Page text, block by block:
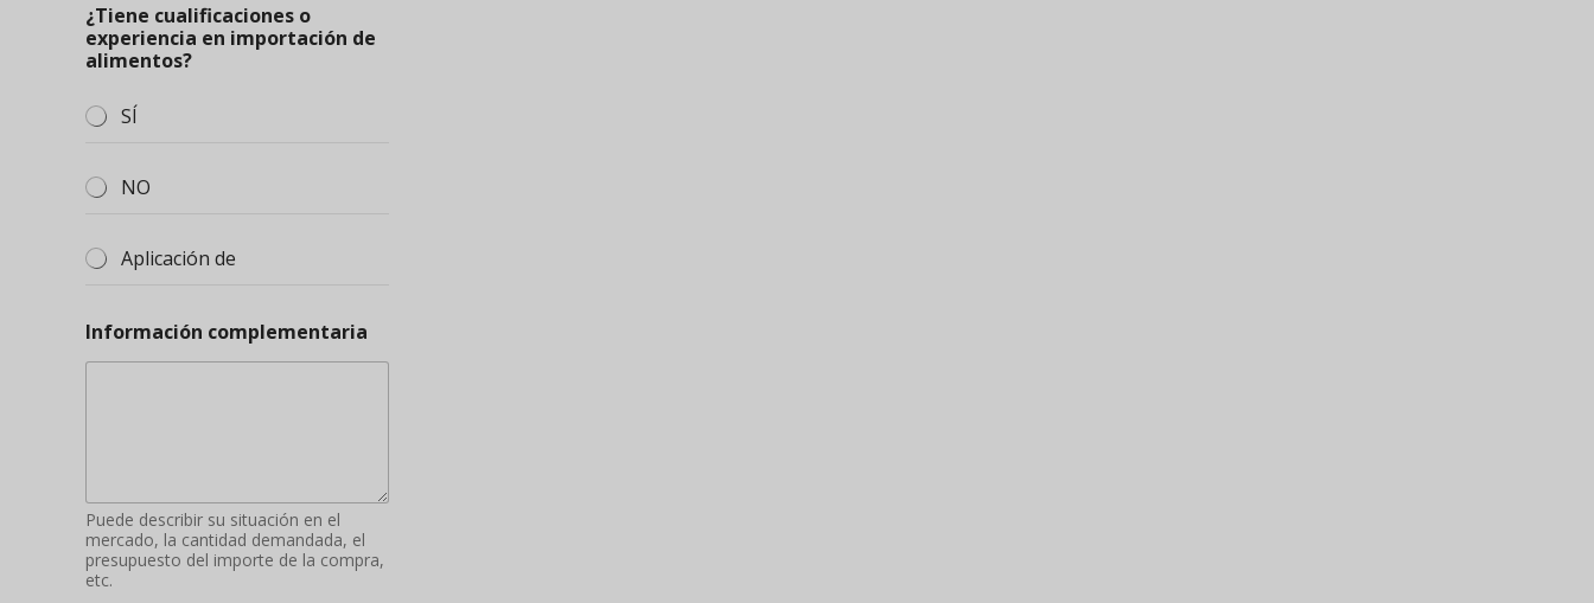
¿Tiene cualificaciones o
experiencia en importación de
alimentos?
SÍ
NO
Aplicación de
Información complementaria
Puede describir su situación en el
mercado, la cantidad demandada, el
presupuesto del importe de la compra,
etc.